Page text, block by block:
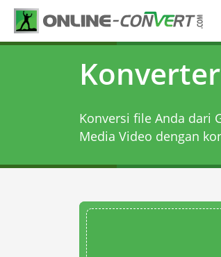
Konversi file Anda dari
Media Video dengan